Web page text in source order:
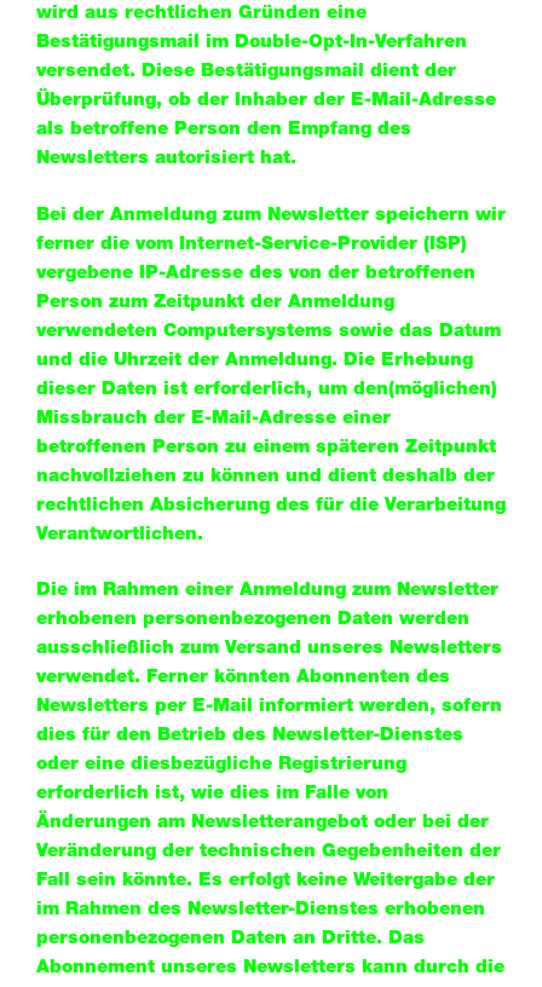
wird aus rechtlichen Gründen eine
Bestätigungsmail im Double-Opt-In-Verfahren
versendet. Diese Bestätigungsmail dient der
Überprüfung, ob der Inhaber der E-Mail-Adresse
als betroffene Person den Empfang des
Newsletters autorisiert hat.
Bei der Anmeldung zum Newsletter speichern wir
ferner die vom Internet-Service-Provider (ISP)
vergebene IP-Adresse des von der betroffenen
Person zum Zeitpunkt der Anmeldung
verwendeten Computersystems sowie das Datum
und die Uhrzeit der Anmeldung. Die Erhebung
dieser Daten ist erforderlich, um den(möglichen)
Missbrauch der E-Mail-Adresse einer
betroffenen Person zu einem späteren Zeitpunkt
nachvollziehen zu können und dient deshalb der
rechtlichen Absicherung des für die Verarbeitung
Verantwortlichen.
Die im Rahmen einer Anmeldung zum Newsletter
erhobenen personenbezogenen Daten werden
ausschließlich zum Versand unseres Newsletters
verwendet. Ferner könnten Abonnenten des
Newsletters per E-Mail informiert werden, sofern
dies für den Betrieb des Newsletter-Dienstes
oder eine diesbezügliche Registrierung
erforderlich ist, wie dies im Falle von
Änderungen am Newsletterangebot oder bei der
Veränderung der technischen Gegebenheiten der
Fall sein könnte. Es erfolgt keine Weitergabe der
im Rahmen des Newsletter-Dienstes erhobenen
personenbezogenen Daten an Dritte. Das
Abonnement unseres Newsletters kann durch die